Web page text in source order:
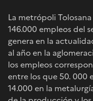
La metrópoli
146.000 empleos del
genera en la
al año en la
los empleos
entre los que 50. 000
14.000 en la